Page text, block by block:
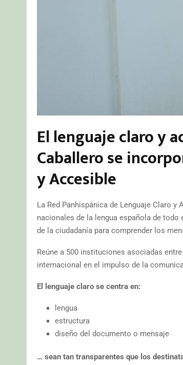
El lenguaje claro y
Caballerose
y Accesible
La Red Panhispánica de Lenguaje Claro
nacionales de la lengua española de
de la ciudadanía para comprender los
Reúne a 500 instituciones asociadas
internacional en el impulso de la
El lenguaje claro se centra en:
lengua
estructura
diseño del documento o mensaje
… sean tan transparentes que los